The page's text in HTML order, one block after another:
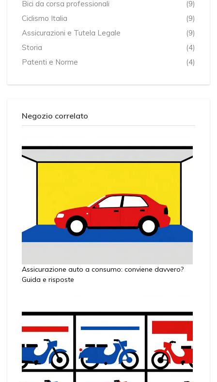
Bici da corsa professionali
(9)
Ciclismo Italia
(9)
Assicurazioni e Tutela Legale
(9)
Storia
(4)
Patenti e Norme
(4)
Negozio correlato
Assicurazione auto a consumo: conviene davvero?
Guida e risposte